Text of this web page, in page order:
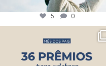
5 0